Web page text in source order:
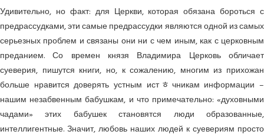
Удивительно, но факт: для Церкви, которая обязана бороться с
предрассудками, эти самые предрассудки являются одной из самых
серьезных проблем и связаны они ни с чем иным, как с церковным
преданием. Со времен князя Владимира Церковь обличает
суеверия, пишутся книги, но, к сожалению, многим из прихожан
больше нравится доверять устным истﾾчникам информации –
нашим незабвенным бабушкам, и что примечательно: «духовными
чадами» этих бабушек становятся люди образованные,
интеллигентные. Значит, любовь наших людей к суевериям просто